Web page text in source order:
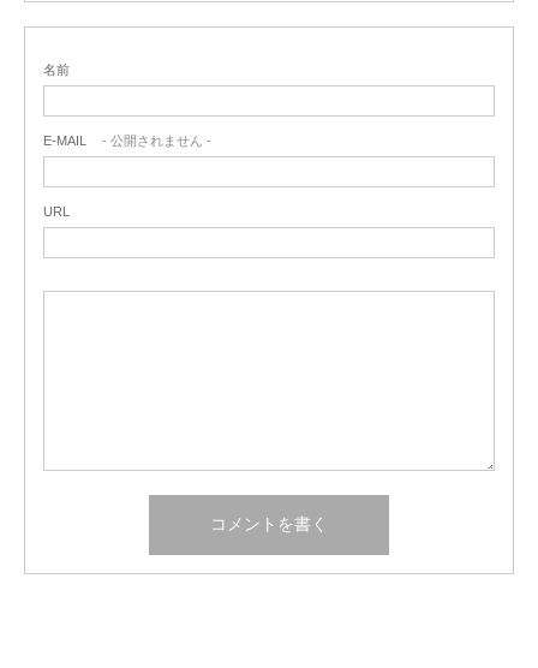
名前
E-MAIL - 公開されません -
URL